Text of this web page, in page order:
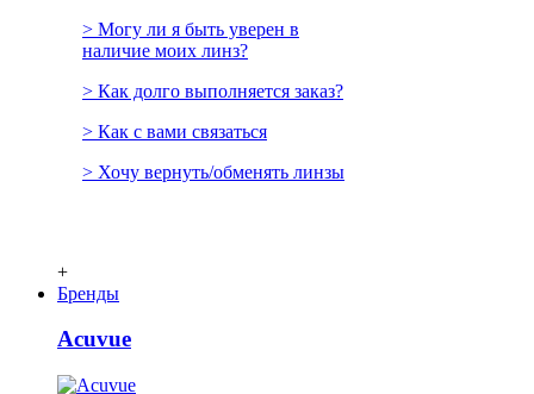
> Могу ли я быть уверен в
наличие моих линз?
> Как долго выполняется заказ?
> Как с вами связаться
> Хочу вернуть/обменять линзы
+
Бренды
Acuvue